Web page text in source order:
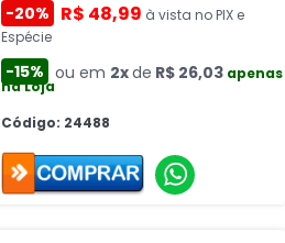
-20% R$ 48,99 à vista no PIX e
Espécie
-15% ou em 2xde R$ 26,03 apenas
na Loja
Código: 24488